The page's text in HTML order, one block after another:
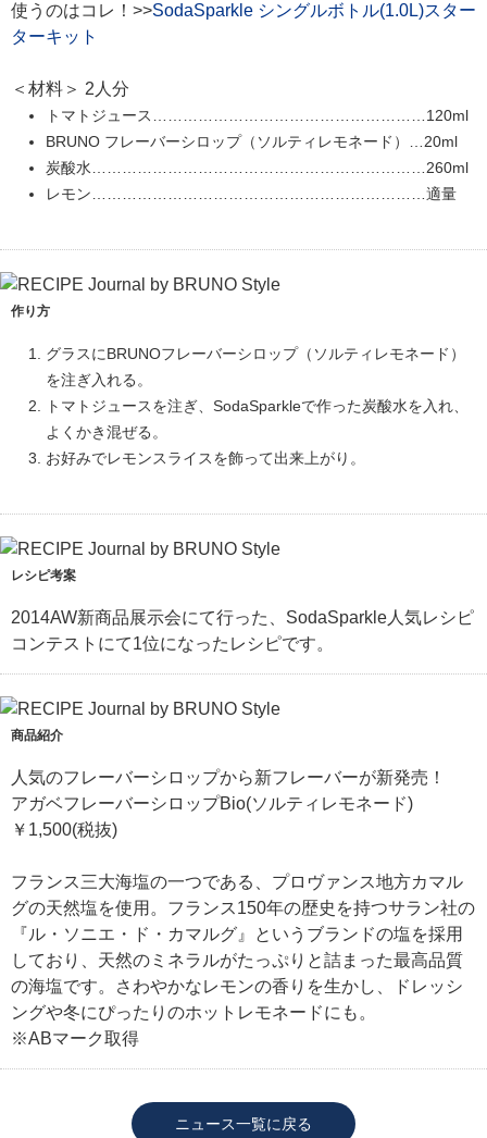
使うのはコレ！>>SodaSparkle シングルボトル(1.0L)スター
ターキット
＜材料＞ 2人分
トマトジュース………………………………………………120ml
BRUNO フレーバーシロップ（ソルティレモネード）…20ml
炭酸水…………………………………………………………260ml
レモン…………………………………………………………適量
作り方
グラスにBRUNOフレーバーシロップ（ソルティレモネード）
を注ぎ入れる。
トマトジュースを注ぎ、SodaSparkleで作った炭酸水を入れ、
よくかき混ぜる。
お好みでレモンスライスを飾って出来上がり。
レシピ考案
2014AW新商品展示会にて行った、SodaSparkle人気レシピ
コンテストにて1位になったレシピです。
商品紹介
人気のフレーバーシロップから新フレーバーが新発売！
アガベフレーバーシロップBio(ソルティレモネード)
￥1,500(税抜)
フランス三大海塩の一つである、プロヴァンス地方カマル
グの天然塩を使用。フランス150年の歴史を持つサラン社の
『ル・ソニエ・ド・カマルグ』というブランドの塩を採用
しており、天然のミネラルがたっぷりと詰まった最高品質
の海塩です。さわやかなレモンの香りを生かし、ドレッシ
ングや冬にぴったりのホットレモネードにも。
※ABマーク取得
ニュース一覧に戻る